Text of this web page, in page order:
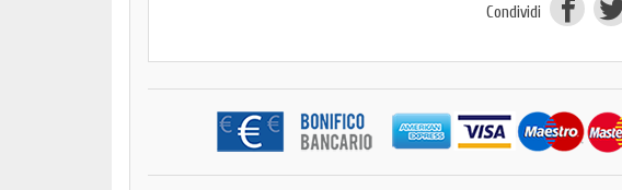
Condividi